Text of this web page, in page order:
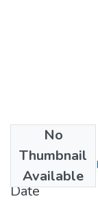
No
Thumbnail
Available
18-1.pdf(225.83
Date